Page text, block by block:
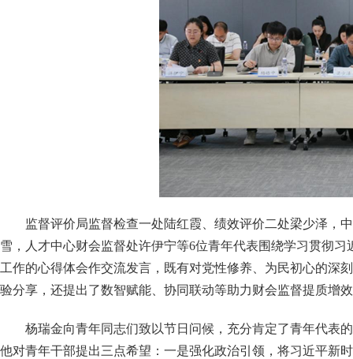
监督评价局监督检查一处陆红霞、绩效评价二处梁少泽，
雪，人才中心财会监督处许伊宁等6位青年代表围绕学习贯彻
工作的心得体会作交流发言，既有对党性修养、为民初心的深
验分享，还提出了数智赋能、协同联动等助力财会监督提质增
杨瑞金向青年同志们致以节日问候， 充分肯定了青年代表
他对青年干部提出三点希望：一是强化政治引领，将习近平新